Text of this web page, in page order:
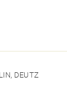
DEUTZ